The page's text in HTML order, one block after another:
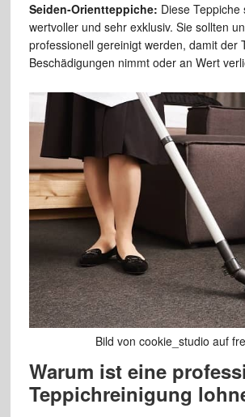
Seiden-Orientteppiche: Diese Teppiche
wertvoller und sehr exklusiv. Sie sollten
professionell gereinigt werden, damit der
Beschädigungen nimmt oder an Wert
Bild von cookie_studio auf
Warum ist eine
Teppichreinigung